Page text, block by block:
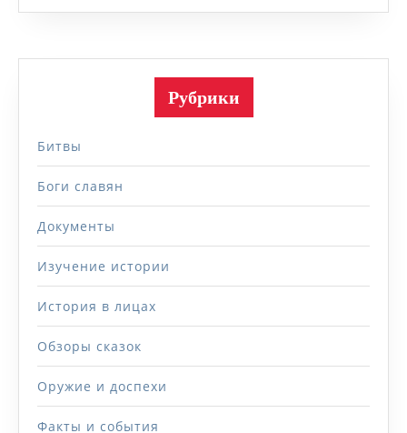
Рубрики
Битвы
Боги славян
Документы
Изучение истории
История в лицах
Обзоры сказок
Оружие и доспехи
Факты и события